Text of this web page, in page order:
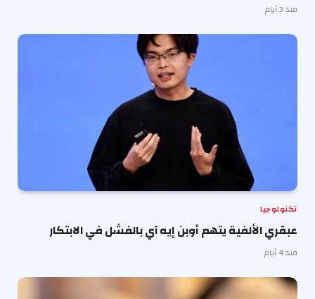
منذ 3 أيام
تكنولوجيا
عبقري الألفية يتهم أوبن إيه آي بالفشل في الابتكار
منذ 4 أيام